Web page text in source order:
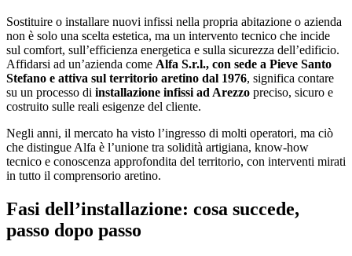
Sostituire o installare nuovi infissi nella propria abitazione o azienda
non è solo una scelta estetica, ma un intervento tecnico che incide
sul comfort, sull’efficienza energetica e sulla sicurezza dell’edificio.
Affidarsi ad un’azienda come Alfa S.r.l., con sede a Pieve Santo
Stefano e attiva sul territorio aretino dal 1976, significa contare
su un processo di installazione infissi ad Arezzo preciso, sicuro e
costruito sulle reali esigenze del cliente.
Negli anni, il mercato ha visto l’ingresso di molti operatori, ma ciò
che distingue Alfa è l’unione tra solidità artigiana, know-how
tecnico e conoscenza approfondita del territorio, con interventi mirati
in tutto il comprensorio aretino.
Fasi dell’installazione: cosa succede,
passo dopo passo